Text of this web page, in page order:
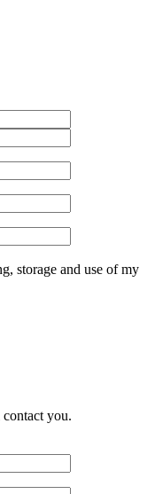
storage and use of my
you.